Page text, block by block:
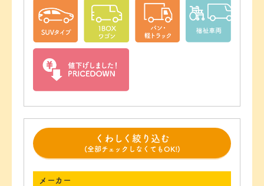
くわしく絞り込む
(全部チェックしなくてもOK!)
メーカー